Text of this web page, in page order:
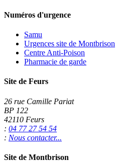
Numéros d'urgence
Samu
Urgences site de Montbrison
Centre Anti-Poison
Pharmacie de garde
Site de Feurs
26 rue Camille Pariat
BP 122
42110 Feurs
: 04 77 27 54 54
: Nous contacter...
Site de Montbrison